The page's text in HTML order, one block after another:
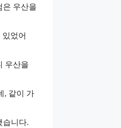
은 우산을
었어
우산을
, 같이 가
습니다.